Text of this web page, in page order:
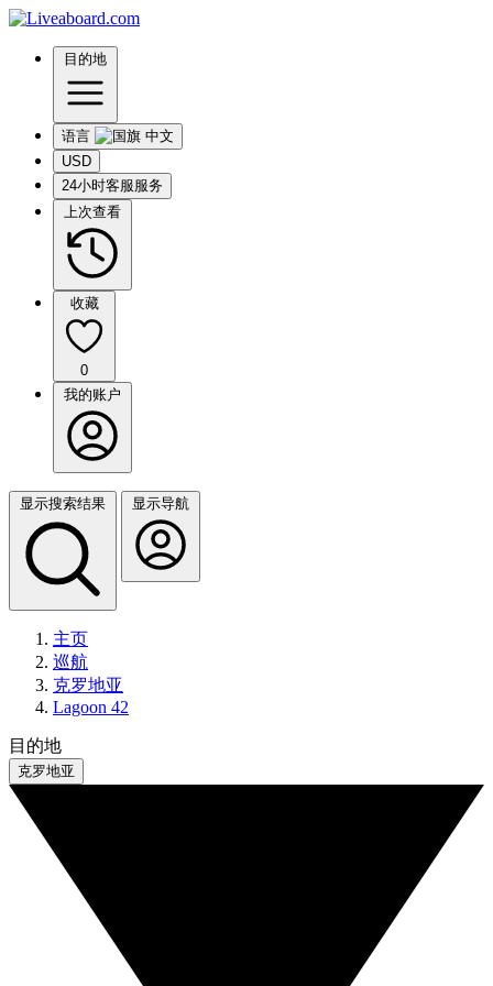
目的地
语言
USD
24小时客服服务
上次查看
收藏
0
我的账户
显示搜索结果 显示导航
主页
巡航
克罗地亚
Lagoon 42
目的地
克罗地亚